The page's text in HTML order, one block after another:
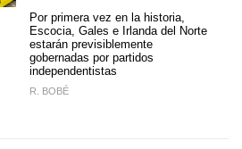
Por primera vez en la historia,
Escocia, Gales e Irlanda del Norte
estarán previsiblemente
gobernadas por partidos
independentistas
R. BOBÉ